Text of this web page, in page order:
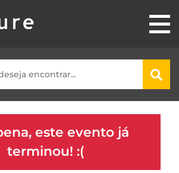
este evento já
terminou! :(